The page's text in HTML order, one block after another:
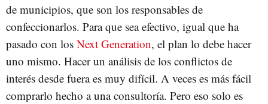
de municipios, que son los responsables de
confeccionarlos. Para que sea efectivo, igual que ha
pasado con los Next Generation, el plan lo debe hacer
uno mismo. Hacer un análisis de los conflictos de
interés desde fuera es muy difícil. A veces es más fácil
comprarlo hecho a una consultoría. Pero eso solo es